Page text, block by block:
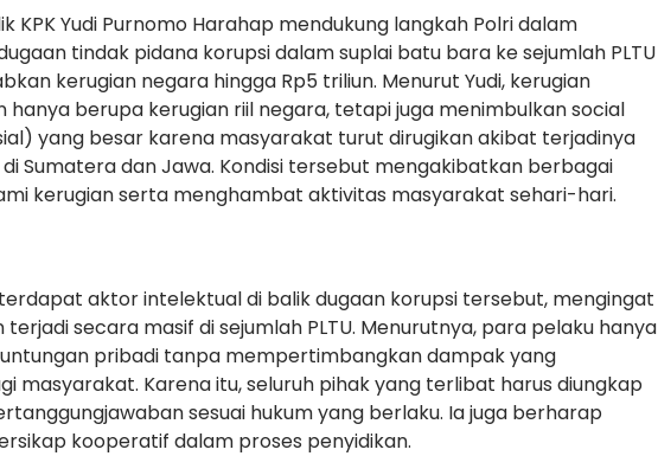
KPK Yudi Purnomo Harahap mendukung langkah Polri dalam
tindak pidana korupsi dalam suplai batu bara ke sejumlah PLTU
kerugian negara hingga Rp5 triliun. Menurut Yudi, kerugian
hanya berupa kerugian riil negara, tetapi juga menimbulkan social
yang besar karena masyarakat turut dirugikan akibat terjadinya
Sumatera dan Jawa. Kondisi tersebut mengakibatkan berbagai
kerugian serta menghambat aktivitas masyarakat sehari-hari.
aktor intelektual di balik dugaan korupsi tersebut, mengingat
secara masif di sejumlah PLTU. Menurutnya, para pelaku hanya
pribadi tanpa mempertimbangkan dampak yang
masyarakat. Karena itu, seluruh pihak yang terlibat harus diungkap
sesuai hukum yang berlaku. Ia juga berharap
kooperatif dalam proses penyidikan.